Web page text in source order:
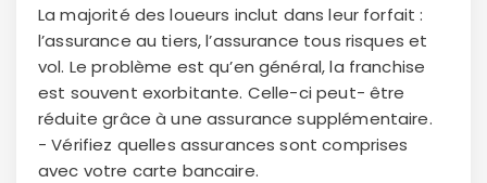
La majorité des loueurs inclut dans leur forfait :
l’assurance au tiers, l’assurance tous risques et
vol. Le problème est qu’en général, la franchise
est souvent exorbitante. Celle-ci peut- être
réduite grâce à une assurance supplémentaire.
- Vérifiez quelles assurances sont comprises
avec votre carte bancaire.
Politique de
confidentialité.